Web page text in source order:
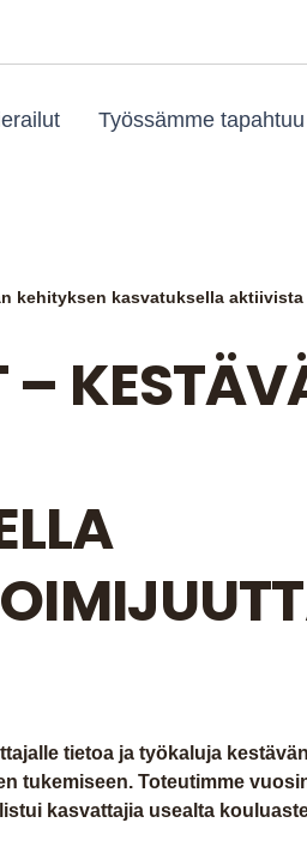
Työssämme tapahtuu
kehityksen kasvatuksella
tietoa ja työkaluja
tukemiseen. Toteutimme
kasvattajia usealta